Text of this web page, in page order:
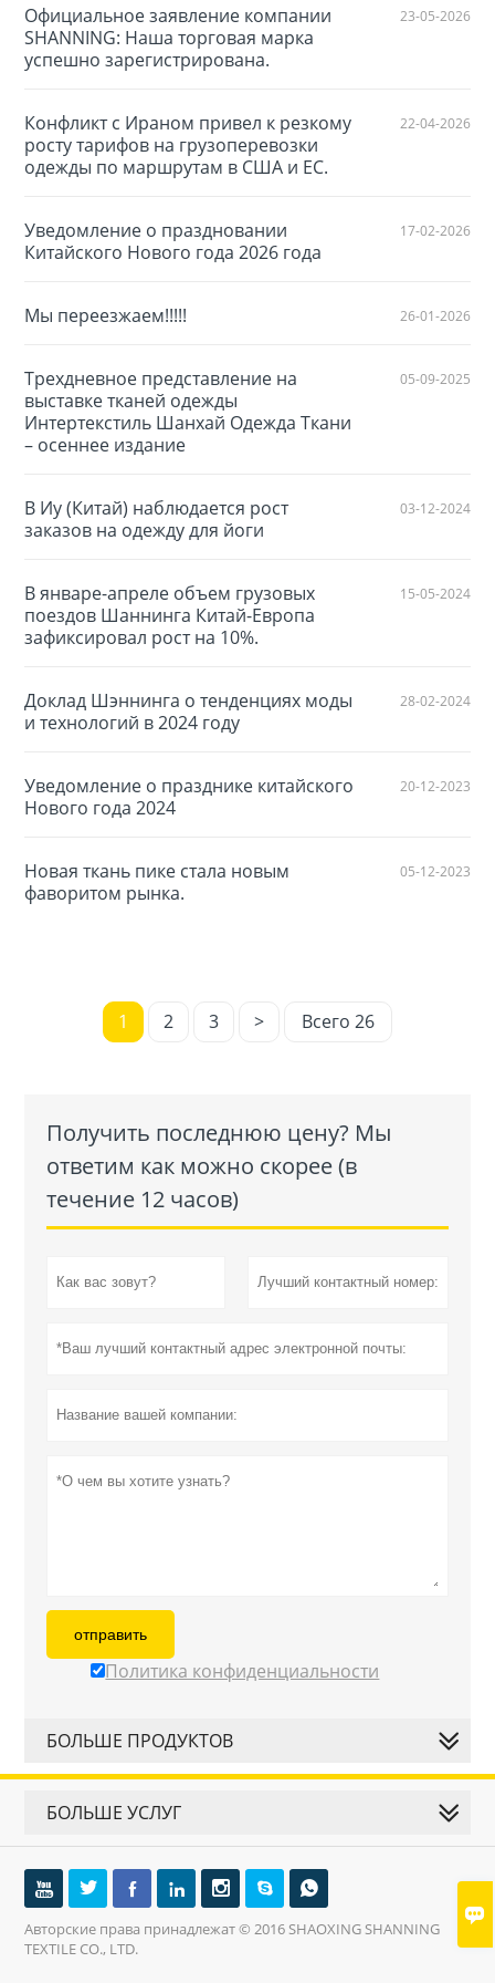

Официальное заявление компании
SHANNING: Наша торговая марка
успешно зарегистрирована.
23-05-2026
Конфликт с Ираном привел к резкому
росту тарифов на грузоперевозки
одежды по маршрутам в США и ЕС.
22-04-2026
Уведомление о праздновании
Китайского Нового года 2026 года
17-02-2026
Мы переезжаем!!!!! 26-01-2026
Трехдневное представление на
выставке тканей одежды
Интертекстиль Шанхай Одежда Ткани
– осеннее издание
05-09-2025
В Иу (Китай) наблюдается рост
заказов на одежду для йоги
03-12-2024
В январе-апреле объем грузовых
поездов Шаннинга Китай-Европа
зафиксировал рост на 10%.
15-05-2024
Доклад Шэннинга о тенденциях моды
и технологий в 2024 году
28-02-2024
Уведомление о празднике китайского
Нового года 2024
20-12-2023
Новая ткань пике стала новым
фаворитом рынка.
05-12-2023
1 2 3 > Всего 26
Получить последнюю цену? Мы
ответим как можно скорее (в
течение 12 часов)
отправить
Политика конфиденциальности
БОЛЬШЕ ПРОДУКТОВ
БОЛЬШЕ УСЛУГ
      
Авторские права принадлежат © 2016 SHAOXING SHANNING
TEXTILE CO., LTD.